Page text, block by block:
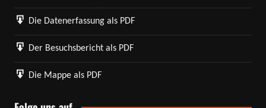
Die Datenerfassung als PDF
Der Besuchsbericht als PDF
Die Mappe als PDF